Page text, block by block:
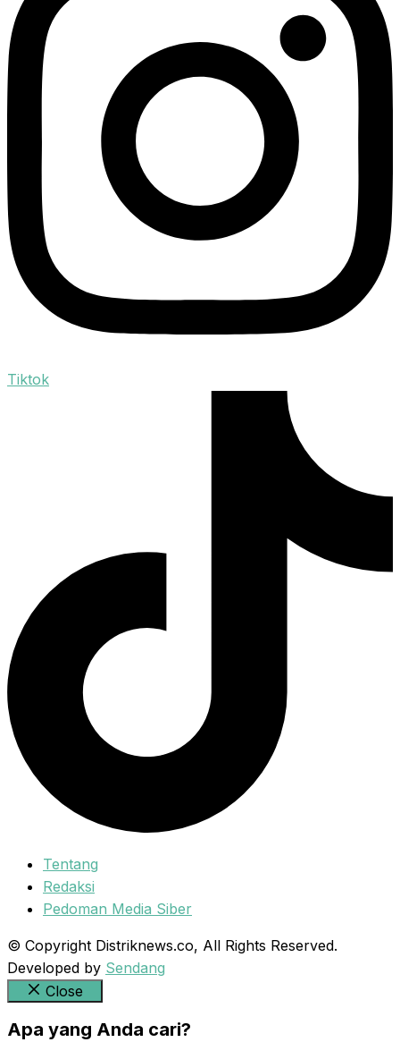
Tiktok
Tentang
Redaksi
Pedoman Media Siber
© Copyright Distriknews.co, All Rights Reserved.
Developed by Sendang
Close
Apa yang Anda cari?